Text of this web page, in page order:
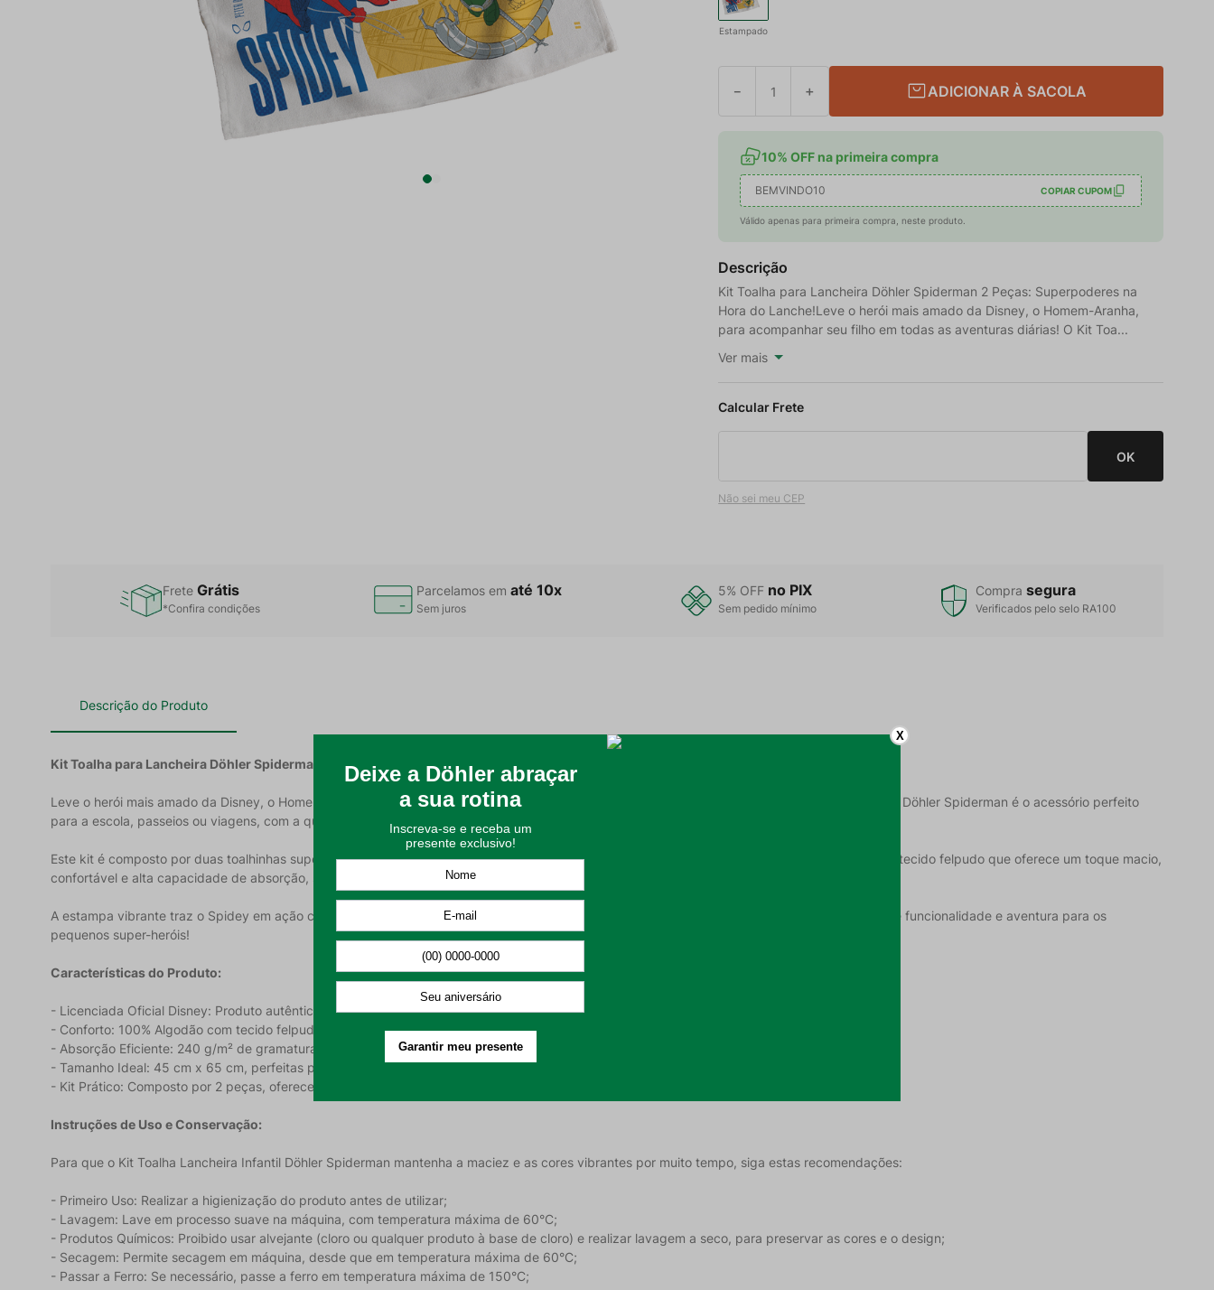
Estampado
＋
－ ADICIONAR À SACOLA
10% OFF na primeira compra
BEMVINDO10 COPIAR CUPOM
Válido apenas para primeira compra, neste produto.
Descrição
Kit Toalha para Lancheira Döhler Spiderman 2 Peças: Superpoderes na
Hora do Lanche!Leve o herói mais amado da Disney, o Homem-Aranha,
para acompanhar seu filho em todas as aventuras diárias! O Kit Toa...
Ver mais
Não sei meu CEP
Frete Grátis
*Confira condições
Parcelamos ematé 10x
Sem juros
5% OFF no PIX
Sem pedido mínimo
Compra segura
Verificados pelo selo RA100
Descrição do Produto
Kit Toalha para Lancheira Döhler Spiderman 2 Peças: Superpoderes na Hora do Lanche!
Leve o herói mais amado da Disney, o Homem-Aranha, para acompanhar seu filho em todas as aventuras diárias! O Kit Toalha Lancheira Infantil Döhler Spiderman é o acessório perfeito
para a escola, passeios ou viagens, com a qualidade e o cuidado que só a Döhler oferece.
Este kit é composto por duas toalhinhas super práticas. Confeccionadas em 100% Algodão e com gramatura de 240 g/m², as toalhas possuem tecido felpudo que oferece um toque macio,
confortável e alta capacidade de absorção, sendo ideais para a higiene das mãos e boca ou para forrar a lancheira.
A estampa vibrante traz o Spidey em ação contra o Doutor Octopus, tornando o momento do lanche mais divertido. É a combinação perfeita de funcionalidade e aventura para os
pequenos super-heróis!
Características do Produto:
- Licenciada Oficial Disney: Produto autêntico com estampa do Homem-Aranha e seu icônico inimigo Dr. Octopus;
- Conforto: 100% Algodão com tecido felpudo para um toque macio e confortável;
- Absorção Eficiente: 240 g/m² de gramatura, que garante uma secagem suave e rápida;
- Tamanho Ideal: 45 cm x 65 cm, perfeitas para a lancheira e para o uso infantil;
- Kit Prático: Composto por 2 peças, oferecendo maior praticidade para o dia a dia.
Instruções de Uso e Conservação:
Para que o Kit Toalha Lancheira Infantil Döhler Spiderman mantenha a maciez e as cores vibrantes por muito tempo, siga estas recomendações:
- Primeiro Uso: Realizar a higienização do produto antes de utilizar;
- Lavagem: Lave em processo suave na máquina, com temperatura máxima de 60°C;
- Produtos Químicos: Proibido usar alvejante (cloro ou qualquer produto à base de cloro) e realizar lavagem a seco, para preservar as cores e o design;
- Secagem: Permite secagem em máquina, desde que em temperatura máxima de 60°C;
- Passar a Ferro: Se necessário, passe a ferro em temperatura máxima de 150°C;
X